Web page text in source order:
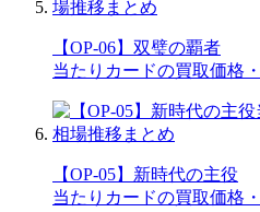
【OP-06】双璧の覇者
当たりカードの買取価格
【OP-05】新時代の主役
当たりカードの買取価格